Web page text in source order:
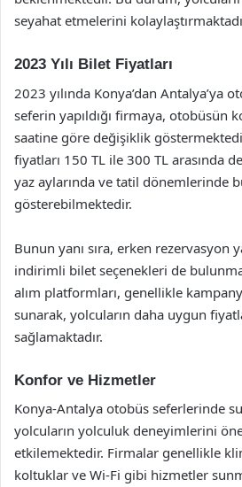
seyahat etmelerini
2023 Yılı Bilet Fiyatları
2023 yılında Konya’dan Antalya’ya
seferin yapıldığı firmaya, otobüsün
saatine göre değişiklik
fiyatları 150 TL ile 300 TL arasında
yaz aylarında ve tatil dönemlerinde
gösterebilmektedir.
Bunun yanı sıra, erken rezervasyon
indirimli bilet seçenekleri de
alım platformları, genellikle
sunarak, yolcuların daha uygun
sağlamaktadır.
Konfor ve Hizmetler
Konya-Antalya otobüs seferlerinde
yolcuların yolculuk deneyimlerini
etkilemektedir. Firmalar genellikle
koltuklar ve Wi-Fi gibi hizmetler